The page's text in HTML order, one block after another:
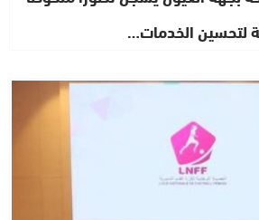
الخدمات…